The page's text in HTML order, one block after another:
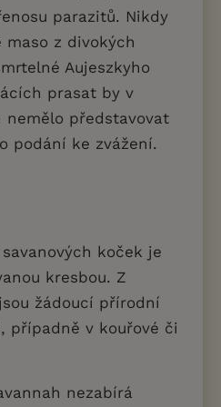
parazitů. Nikdy
maso z divokých
Aujeszkyho
prasat by v
představovat
podání ke zvážení.
koček je
kresbou. Z
žádoucí přírodní
případně v kouřové či
nezabírá